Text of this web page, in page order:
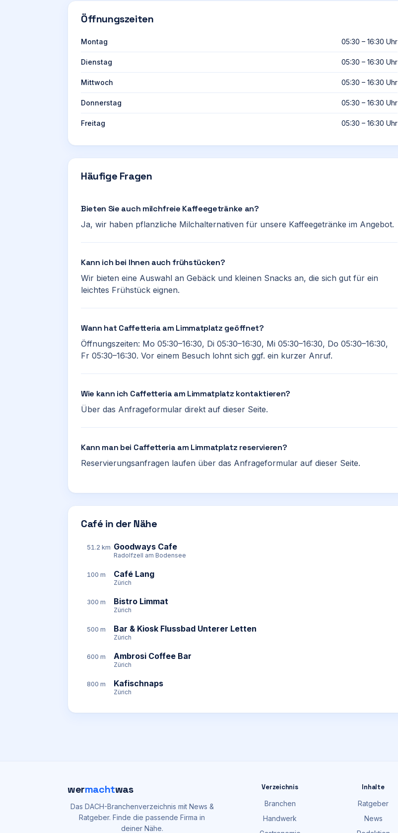
Öffnungszeiten
Montag 05:30 – 16:30 Uhr
Dienstag 05:30 – 16:30 Uhr
Mittwoch 05:30 – 16:30 Uhr
Donnerstag 05:30 – 16:30 Uhr
Freitag 05:30 – 16:30 Uhr
Häufige Fragen
Bieten Sie auch milchfreie Kaffeegetränke an?
Ja, wir haben pflanzliche Milchalternativen für unsere Kaffeegetränke im Angebot.
Kann ich bei Ihnen auch frühstücken?
Wir bieten eine Auswahl an Gebäck und kleinen Snacks an, die sich gut für ein
leichtes Frühstück eignen.
Wann hat Caffetteria am Limmatplatz geöffnet?
Öffnungszeiten: Mo 05:30–16:30, Di 05:30–16:30, Mi 05:30–16:30, Do 05:30–16:30,
Fr 05:30–16:30. Vor einem Besuch lohnt sich ggf. ein kurzer Anruf.
Wie kann ich Caffetteria am Limmatplatz kontaktieren?
Über das Anfrageformular direkt auf dieser Seite.
Kann man bei Caffetteria am Limmatplatz reservieren?
Reservierungsanfragen laufen über das Anfrageformular auf dieser Seite.
Café in der Nähe
51.2 km Goodways Cafe
Radolfzell am Bodensee
100 m Café Lang
Zürich
300 m Bistro Limmat
Zürich
500 m Bar & Kiosk Flussbad Unterer Letten
Zürich
600 m Ambrosi Coffee Bar
Zürich
800 m Kafischnaps
Zürich
wermachtwas
Das DACH-Branchenverzeichnis mit News &
Ratgeber. Finde die passende Firma in
deiner Nähe.
Verzeichnis
Branchen
Handwerk
Inhalte
Ratgeber
News